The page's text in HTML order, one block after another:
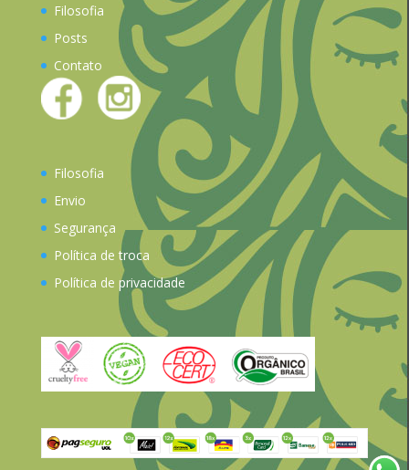
Filosofia
Posts
Contato
Filosofia
Envio
Segurança
Política de troca
Política de privacidade